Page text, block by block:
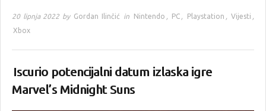
20 lipnja 2022 by Gordan Ilinčić in Nintendo , PC , Playstation , Vijesti ,
Xbox
Iscurio potencijalni datum izlaska igre
Marvel’s Midnight Suns